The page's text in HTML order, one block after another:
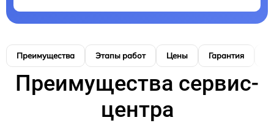
Преимущества Этапы работ Цены Гарантия
Преимущества сервис-
центра